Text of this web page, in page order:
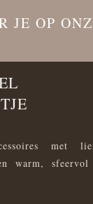
JE OP
met
warm, sfeervol